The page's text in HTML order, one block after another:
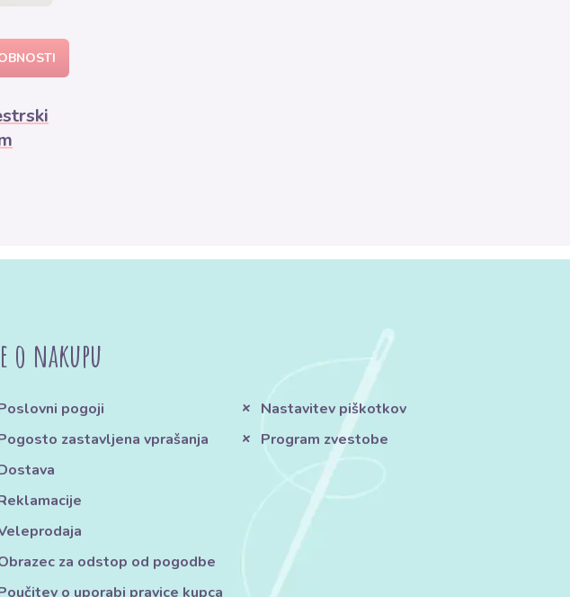
o nakupu
pogoji
zastavljena vprašanja
za odstop od pogodbe
o uporabi pravice kupca
Nastavitev piškotkov
Program zvestobe